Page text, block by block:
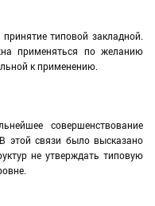
типовой закладной.
применяться по желанию
к применению.
совершенствование
этой связи было высказано
не утверждать типовую